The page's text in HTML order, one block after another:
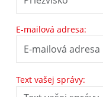
E-mailová adresa:
Text vašej správy: